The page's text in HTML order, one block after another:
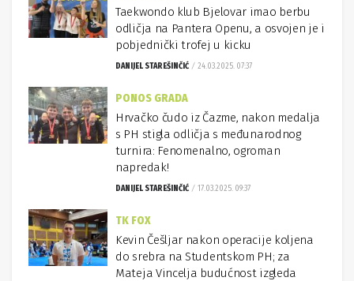
Taekwondo klub Bjelovar imao berbu
odličja na Pantera Openu, a osvojen je i
pobjednički trofej u kicku
DANIJEL STAREŠINČIĆ 24.03.2025. 07:37
PONOS GRADA
Hrvačko čudo iz Čazme, nakon medalja
s PH stigla odličja s međunarodnog
turnira: Fenomenalno, ogroman
napredak!
DANIJEL STAREŠINČIĆ 17.03.2025. 09:37
TK FOX
Kevin Češljar nakon operacije koljena
do srebra na Studentskom PH; za
Mateja Vincelja budućnost izgleda